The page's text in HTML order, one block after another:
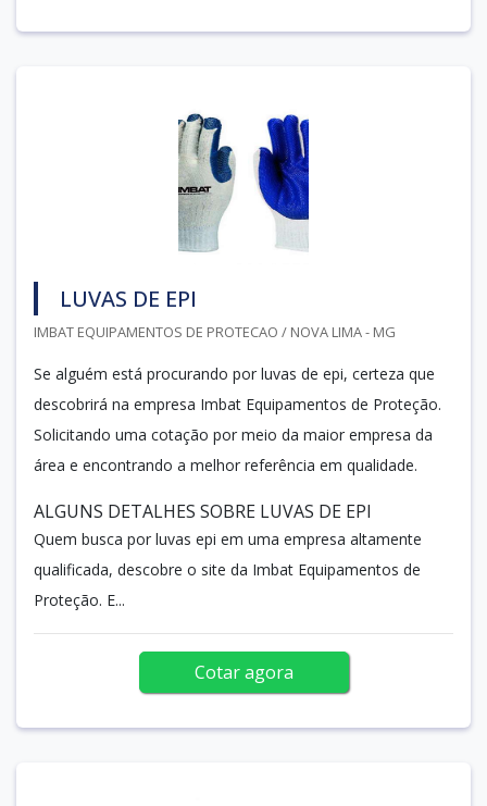
LUVAS DE EPI
IMBAT EQUIPAMENTOS DE PROTECAO / NOVA LIMA - MG
Se alguém está procurando por luvas de epi, certeza que
descobrirá na empresa Imbat Equipamentos de Proteção.
Solicitando uma cotação por meio da maior empresa da
área e encontrando a melhor referência em qualidade.
ALGUNS DETALHES SOBRE LUVAS DE EPI
Quem busca por luvas epi em uma empresa altamente
qualificada, descobre o site da Imbat Equipamentos de
Proteção. E...
Cotar agora